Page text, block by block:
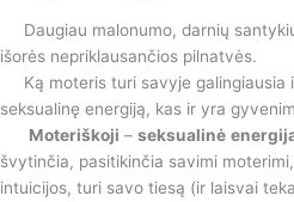
Daugiau malonumo, darnių
išorės nepriklausančios pilnatvės.
Ką moteris turi savyje galingiausia
seksualinę energiją, kas ir yra
Moteriškoji – seksualinė
švytinčia, pasitikinčia savimi
intuicijos, turi savo tiesą (ir laisvai